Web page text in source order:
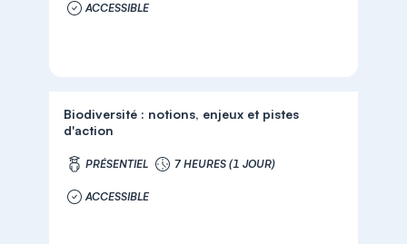
ACCESSIBLE
Biodiversité : notions, enjeux et pistes
d'action
PRÉSENTIEL 7 HEURES (1 JOUR)
ACCESSIBLE